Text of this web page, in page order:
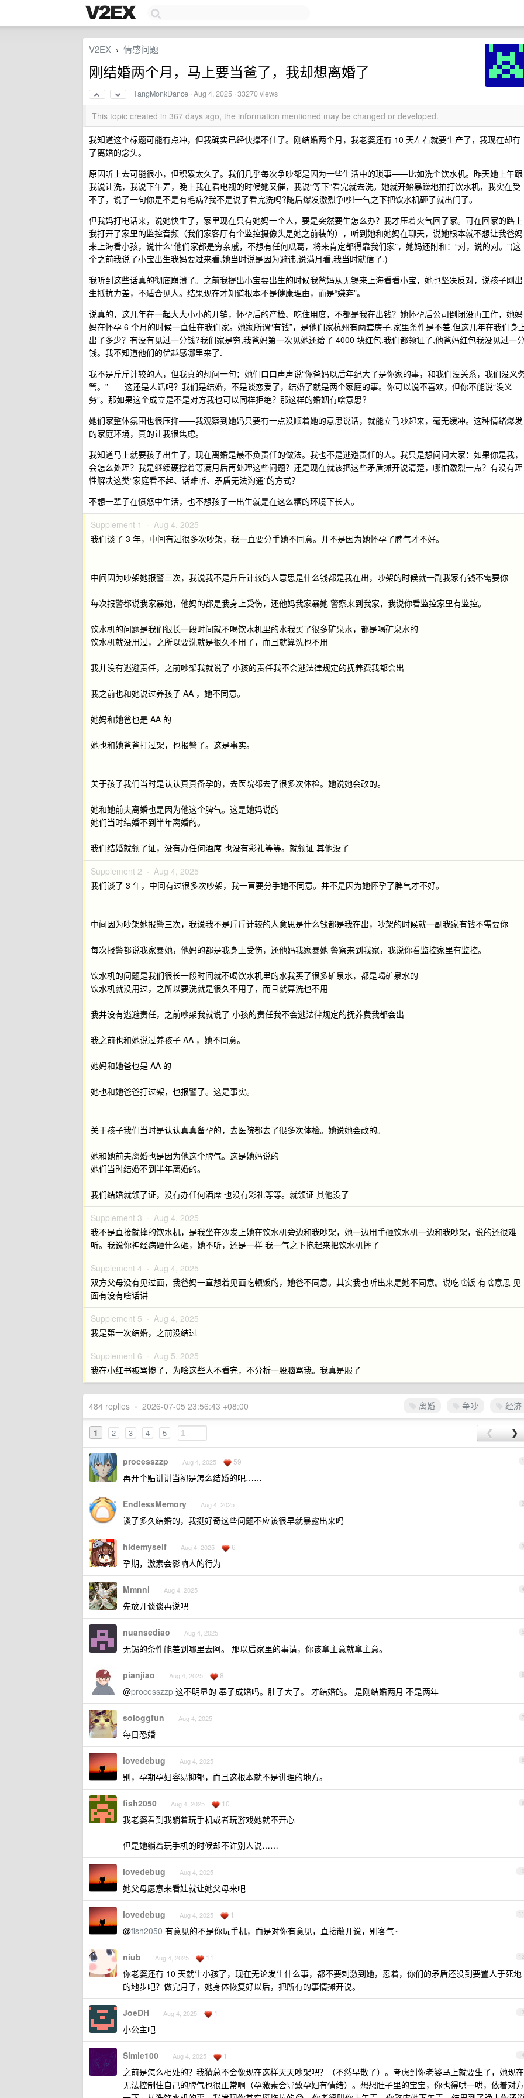
V2EX › 情感问题
刚结婚两个月，马上要当爸了，我却想离婚了
TangMonkDance ·Aug 4, 2025 · 33270 views
This topic created in 367 days ago, the information mentioned may be changed or developed.
我知道这个标题可能有点冲，但我确实已经快撑不住了。刚结婚两个月，我老婆还有 10 天左右就要生产了，我现在却有
了离婚的念头。
原因听上去可能很小，但积累太久了。我们几乎每次争吵都是因为一些生活中的琐事——比如洗个饮水机。昨天她上午跟
我说让洗，我说下午弄，晚上我在看电视的时候她又催，我说“等下”看完就去洗。她就开始暴躁地拍打饮水机，我实在受
不了，说了一句你是不是有毛病?我不是说了看完洗吗?随后爆发激烈争吵!一气之下把饮水机砸了就出门了。
但我妈打电话来，说她快生了，家里现在只有她妈一个人，要是突然要生怎么办？我才压着火气回了家。可在回家的路上
我打开了家里的监控音频（我们家客厅有个监控摄像头是她之前装的），听到她和她妈在聊天，说她根本就不想让我爸妈
来上海看小孩，说什么“他们家都是穷亲戚，不想有任何瓜葛，将来肯定都得靠我们家”，她妈还附和：“对，说的对。”(这
个之前我说了小宝出生我妈要过来看,她当时说是因为避讳,说满月看,我当时就信了.)
我听到这些话真的彻底崩溃了。之前我提出小宝要出生的时候我爸妈从无锡来上海看看小宝，她也坚决反对，说孩子刚出
生抵抗力差，不适合见人。结果现在才知道根本不是健康理由，而是“嫌弃”。
说真的，这几年在一起大大小小的开销，怀孕后的产检、吃住用度，不都是我在出钱？她怀孕后公司倒闭没再工作，她妈
妈在怀孕 6 个月的时候一直住在我们家。她家所谓“有钱”，是他们家杭州有两套房子,家里条件是不差.但这几年在我们身
出了多少？有没有见过一分钱?我们家是穷,我爸妈第一次见她还给了 4000 块红包.我们都领证了,他爸妈红包我没见过一
钱。我不知道他们的优越感哪里来了.
我不是斤斤计较的人，但我真的想问一句：她们口口声声说“你爸妈以后年纪大了是你家的事，和我们没关系，我们没义
管。”——这还是人话吗？我们是结婚，不是谈恋爱了，结婚了就是两个家庭的事。你可以说不喜欢，但你不能说“没义
务”。那如果这个成立是不是对方我也可以同样拒绝？那这样的婚姻有啥意思?
她们家整体氛围也很压抑——我观察到她妈只要有一点没顺着她的意思说话，就能立马吵起来，毫无缓冲。这种情绪爆发
的家庭环境，真的让我很焦虑。
我知道马上就要孩子出生了，现在离婚是最不负责任的做法。我也不是逃避责任的人。我只是想问问大家：如果你是我，
会怎么处理？我是继续硬撑着等满月后再处理这些问题？还是现在就该把这些矛盾摊开说清楚，哪怕激烈一点？有没有理
性解决这类“家庭看不起、话难听、矛盾无法沟通”的方式？
不想一辈子在愤怒中生活，也不想孩子一出生就是在这么糟的环境下长大。
Supplement 1 · Aug 4, 2025
我们谈了 3 年，中间有过很多次吵架，我一直要分手她不同意。并不是因为她怀孕了脾气才不好。
中间因为吵架她报警三次，我说我不是斤斤计较的人意思是什么钱都是我在出，吵架的时候就一副我家有钱不需要你
每次报警都说我家暴她，他妈的都是我身上受伤，还他妈我家暴她 警察来到我家，我说你看监控家里有监控。
饮水机的问题是我们很长一段时间就不喝饮水机里的水我买了很多矿泉水，都是喝矿泉水的
饮水机就没用过，之所以要洗就是很久不用了，而且就算洗也不用
我并没有逃避责任，之前吵架我就说了 小孩的责任我不会逃法律规定的抚养费我都会出
我之前也和她说过养孩子 AA ，她不同意。
她妈和她爸也是 AA 的
她也和她爸爸打过架，也报警了。这是事实。
关于孩子我们当时是认认真真备孕的，去医院都去了很多次体检。她说她会改的。
她和她前夫离婚也是因为他这个脾气。这是她妈说的
她们当时结婚不到半年离婚的。
我们结婚就领了证，没有办任何酒席 也没有彩礼等等。就领证 其他没了
Supplement 2 · Aug 4, 2025
我们谈了 3 年，中间有过很多次吵架，我一直要分手她不同意。并不是因为她怀孕了脾气才不好。
中间因为吵架她报警三次，我说我不是斤斤计较的人意思是什么钱都是我在出，吵架的时候就一副我家有钱不需要你
每次报警都说我家暴她，他妈的都是我身上受伤，还他妈我家暴她 警察来到我家，我说你看监控家里有监控。
饮水机的问题是我们很长一段时间就不喝饮水机里的水我买了很多矿泉水，都是喝矿泉水的
饮水机就没用过，之所以要洗就是很久不用了，而且就算洗也不用
我并没有逃避责任，之前吵架我就说了 小孩的责任我不会逃法律规定的抚养费我都会出
我之前也和她说过养孩子 AA ，她不同意。
她妈和她爸也是 AA 的
她也和她爸爸打过架，也报警了。这是事实。
关于孩子我们当时是认认真真备孕的，去医院都去了很多次体检。她说她会改的。
她和她前夫离婚也是因为他这个脾气。这是她妈说的
她们当时结婚不到半年离婚的。
我们结婚就领了证，没有办任何酒席 也没有彩礼等等。就领证 其他没了
Supplement 3 · Aug 4, 2025
我不是直接就摔的饮水机，是我坐在沙发上她在饮水机旁边和我吵架，她一边用手砸饮水机一边和我吵架，说的还很难
听。我说你神经病砸什么砸，她不听，还是一样 我一气之下抱起来把饮水机摔了
Supplement 4 · Aug 4, 2025
双方父母没有见过面，我爸妈一直想着见面吃顿饭的，她爸不同意。其实我也听出来是她不同意。说吃啥饭 有啥意思 见
面有没有啥话讲
Supplement 5 · Aug 4, 2025
我是第一次结婚，之前没结过
Supplement 6 · Aug 5, 2025
我在小红书被骂惨了，为啥这些人不看完，不分析一股脑骂我。我真是服了
离婚 争吵 经济
484 replies • 2026-07-05 23:56:43 +08:00
1 2 3 4 5 ❮ ❯
1
processzzp Aug 4, 2025 59
再开个贴讲讲当初是怎么结婚的吧……
2
EndlessMemory Aug 4, 2025
谈了多久结婚的，我挺好奇这些问题不应该很早就暴露出来吗
3
hidemyself Aug 4, 2025 6
孕期，激素会影响人的行为
4
Mmnni Aug 4, 2025
先放开谈谈再说吧
5
nuansediao Aug 4, 2025
无锡的条件能差到哪里去阿。 那以后家里的事请，你该拿主意就拿主意。
6
pianjiao Aug 4, 2025 8
@processzzp 这不明显的 奉子成婚吗。肚子大了。 才结婚的。 是刚结婚两月 不是两年
7
sologgfun Aug 4, 2025
每日恐婚
8
lovedebug Aug 4, 2025
别，孕期孕妇容易抑郁，而且这根本就不是讲理的地方。
9
fish2050 Aug 4, 2025 10
我老婆看到我躺着玩手机或者玩游戏她就不开心
但是她躺着玩手机的时候却不许别人说……
10
lovedebug Aug 4, 2025
她父母愿意来看娃就让她父母来吧
11
lovedebug Aug 4, 2025 1
@fish2050 有意见的不是你玩手机，而是对你有意见，直接敞开说，别客气~
12
niub Aug 4, 2025 11
你老婆还有 10 天就生小孩了，现在无论发生什么事，都不要刺激到她，忍着，你们的矛盾还没到要置人于死地
的地步吧？做完月子，她身体恢复好以后，把所有的事情摊开说。
13
JoeDH Aug 4, 2025 1
小公主吧
14
Simle100 Aug 4, 2025 1
之前是怎么相处的？我猜总不会像现在这样天天吵架吧？（不然早散了）。考虑到你老婆马上就要生了，她现在
无法控制住自己的脾气也很正常啊（孕激素会导致孕妇有情绪）。想想肚子里的宝宝，你也得哄一哄，依着对方